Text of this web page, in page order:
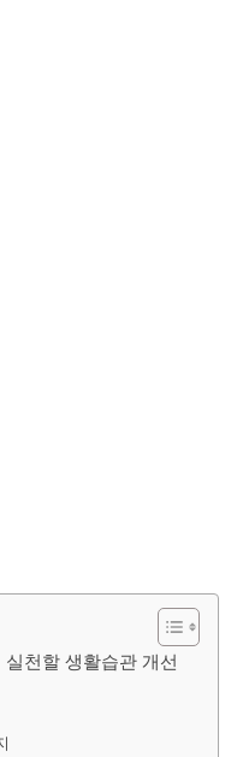
천할 생활습관 개선